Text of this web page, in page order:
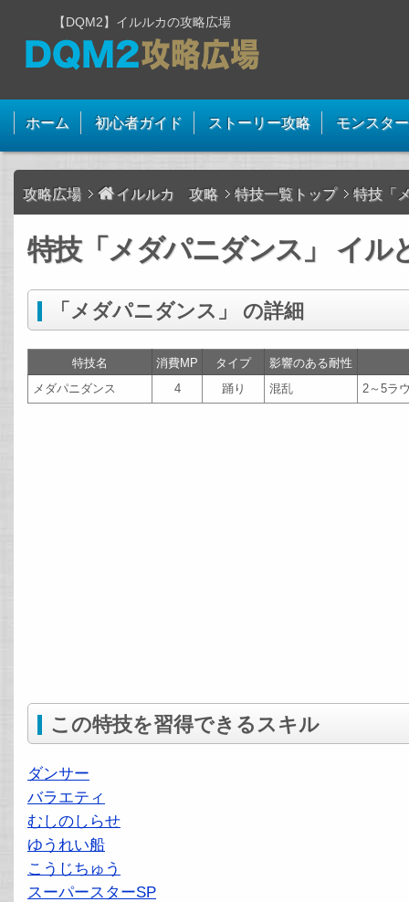
【DQM2】イルルカの攻略広場
ホーム 初心者ガイド ストーリー攻略 モンスタ
攻略広場 イルルカ 攻略 特技一覧トップ 特技「
特技「メダパニダンス」 イル
「メダパニダンス」 の詳細
特技名 消費MP タイプ
影響のある耐性
メダパニダンス
4 踊り 混乱 2～5ラ
この特技を習得できるスキル
ダンサー
バラエティ
むしのしらせ
ゆうれい船
こうじちゅう
スーパースターSP